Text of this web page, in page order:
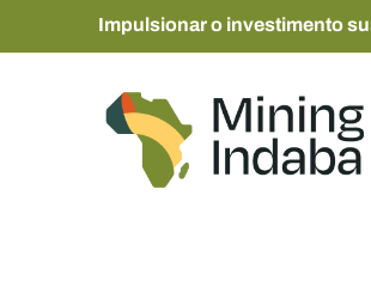
Impulsionar o investimento